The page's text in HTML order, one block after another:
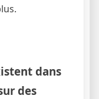
dans
des